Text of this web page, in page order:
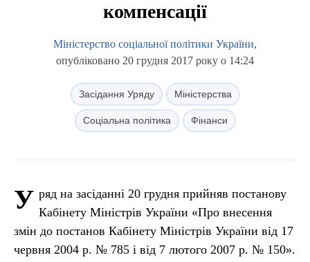
компенсації
Міністерство соціальної політики України,
опубліковано 20 грудня 2017 року о 14:24
Засідання Уряду Міністерства
Соціальна політика Фінанси
У ряд на засіданні 20 грудня прийняв постанову
Кабінету Міністрів України «Про внесення
змін до постанов Кабінету Міністрів України від 17
червня 2004 р. № 785 і від 7 лютого 2007 р. № 150».